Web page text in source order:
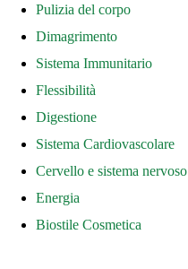
Pulizia del corpo
Dimagrimento
Sistema Immunitario
Flessibilità
Digestione
Sistema Cardiovascolare
Cervello e sistema nervoso
Energia
Biostile Cosmetica